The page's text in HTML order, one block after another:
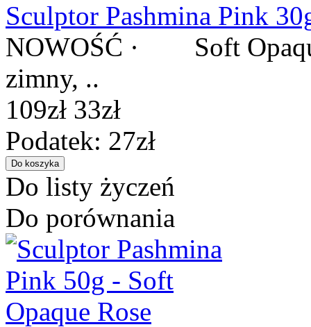
Sculptor Pashmina Pink
NOWOŚĆ · Soft
zimny, ..
109zł 33zł
Podatek: 27zł
Do listy życzeń
Do porównania